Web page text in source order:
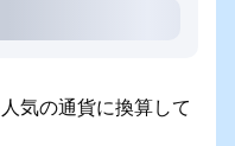
の通貨に換算して